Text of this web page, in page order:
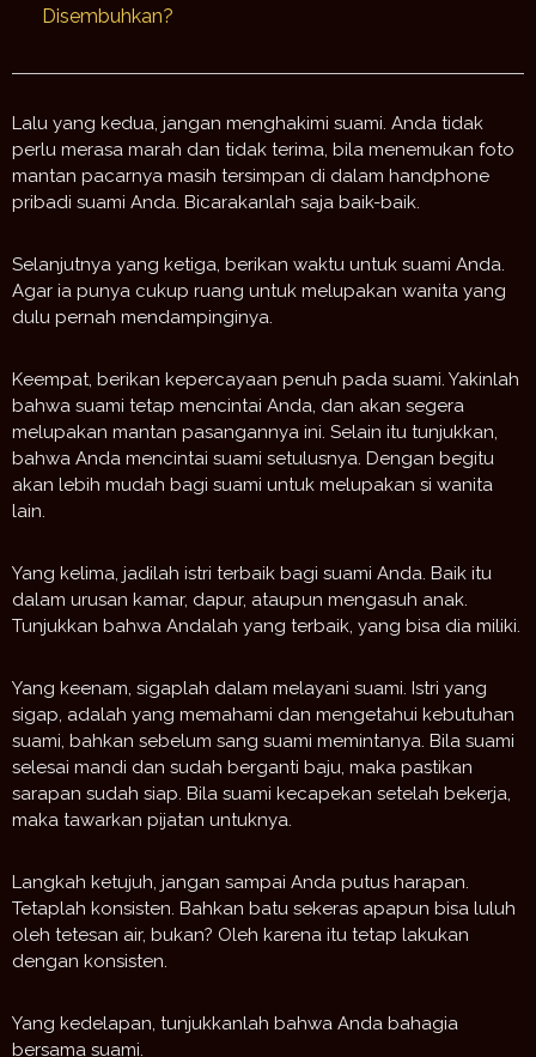
Disembuhkan?
Lalu yang kedua, jangan menghakimi suami. Anda tidak
perlu merasa marah dan tidak terima, bila menemukan foto
mantan pacarnya masih tersimpan di dalam handphone
pribadi suami Anda. Bicarakanlah saja baik-baik.
Selanjutnya yang ketiga, berikan waktu untuk suami Anda.
Agar ia punya cukup ruang untuk melupakan wanita yang
dulu pernah mendampinginya.
Keempat, berikan kepercayaan penuh pada suami. Yakinlah
bahwa suami tetap mencintai Anda, dan akan segera
melupakan mantan pasangannya ini. Selain itu tunjukkan,
bahwa Anda mencintai suami setulusnya. Dengan begitu
akan lebih mudah bagi suami untuk melupakan si wanita
lain.
Yang kelima, jadilah istri terbaik bagi suami Anda. Baik itu
dalam urusan kamar, dapur, ataupun mengasuh anak.
Tunjukkan bahwa Andalah yang terbaik, yang bisa dia miliki.
Yang keenam, sigaplah dalam melayani suami. Istri yang
sigap, adalah yang memahami dan mengetahui kebutuhan
suami, bahkan sebelum sang suami memintanya. Bila suami
selesai mandi dan sudah berganti baju, maka pastikan
sarapan sudah siap. Bila suami kecapekan setelah bekerja,
maka tawarkan pijatan untuknya.
Langkah ketujuh, jangan sampai Anda putus harapan.
Tetaplah konsisten. Bahkan batu sekeras apapun bisa luluh
oleh tetesan air, bukan? Oleh karena itu tetap lakukan
dengan konsisten.
Yang kedelapan, tunjukkanlah bahwa Anda bahagia
bersama suami.